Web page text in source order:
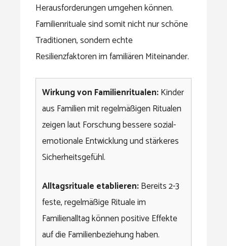
Herausforderungen umgehen können.
Familienrituale sind somit nicht nur schöne
Traditionen, sondern echte
Resilienzfaktoren im familiären Miteinander.
Wirkung von Familienritualen:Kinder
aus Familien mit regelmäßigen Ritualen
zeigen laut Forschung bessere sozial-
emotionale Entwicklung und stärkeres
Sicherheitsgefühl.
Alltagsrituale etablieren:Bereits 2-3
feste, regelmäßige Rituale im
Familienalltag können positive Effekte
auf die Familienbeziehung haben.